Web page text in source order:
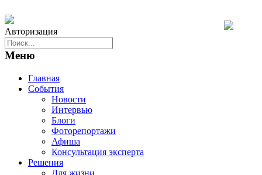
Авторизация
Меню
Главная
События
Новости
Интервью
Блоги
Фоторепортажи
Афиша
Консультация эксперта
Решения
Для жизни